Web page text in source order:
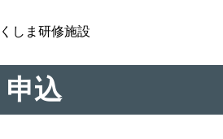
しま研修施設
込